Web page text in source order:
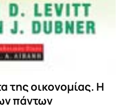
της οικονομίας. Η
πάντων